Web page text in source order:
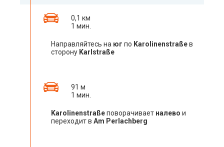
0,1 км
1 мин.
Направляйтесь на юг по Karolinenstraßeв
сторону Karlstraße
91 м
1 мин.
Karolinenstraßeповорачивает налево и
переходит в Am Perlachberg